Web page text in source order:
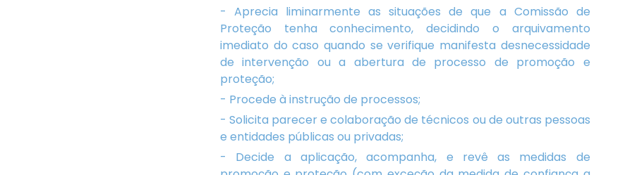
- Aprecia liminarmente as situações de que a Comissão de
Proteção tenha conhecimento, decidindo o arquivamento
imediato do caso quando se verifique manifesta desnecessidade
de intervenção ou a abertura de processo de promoção e
proteção;
- Procede à instrução de processos;
- Solicita parecer e colaboração de técnicos ou de outras pessoas
e entidades públicas ou privadas;
- Decide a aplicação, acompanha, e revê as medidas de